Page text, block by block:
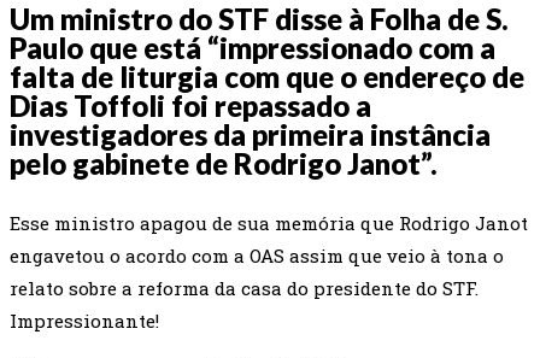
Um ministro do STF disse à Folha de S.
Paulo que está “impressionado com a
falta de liturgia com que o endereço de
Dias Toffoli foi repassado a
investigadores da primeira instância
pelo gabinete de Rodrigo Janot”.
Esse ministro apagou de sua memória que Rodrigo Janot
engavetou o acordo com a OAS assim que veio à tona o
relato sobre a reforma da casa do presidente do STF.
Impressionante!